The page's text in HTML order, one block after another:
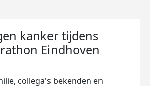
kanker tijdens
Eindhoven
collega's bekenden en